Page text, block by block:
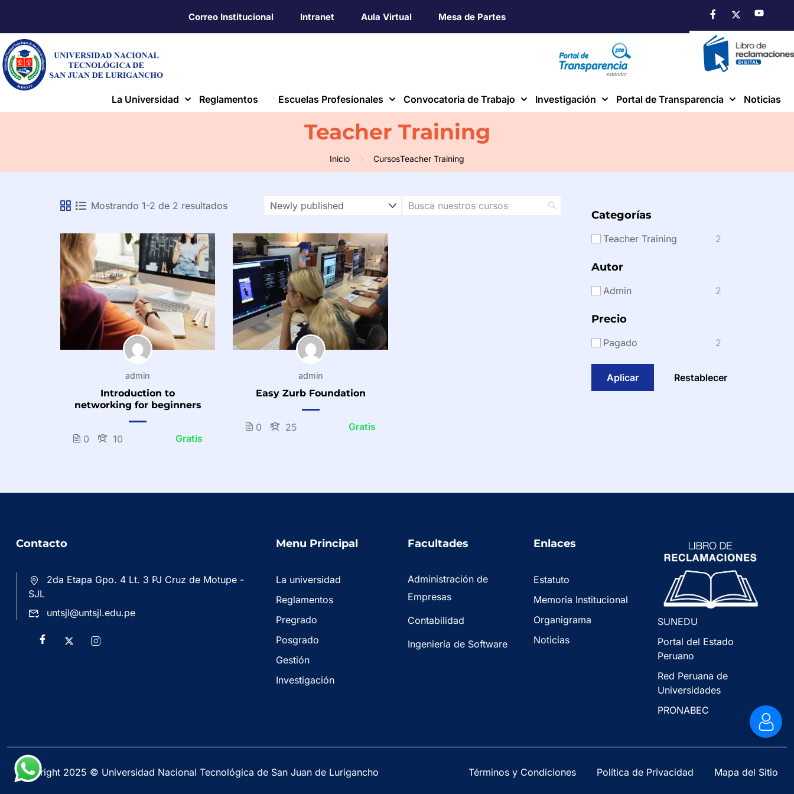
Correo Institucional Intranet Aula Virtual Mesa de Partes
La Universidad Reglamentos Escuelas Profesionales Convocatoria de Trabajo Investigación Portal de Transparencia Noticias
Teacher Training
Inicio CursosTeacher Training
Mostrando 1-2 de 2 resultados
admin
Introduction to
networking for beginners
0 10 Gratis
admin
Easy Zurb Foundation
0 25 Gratis
Categorías
Teacher Training 2
Autor
Admin 2
Precio
Pagado 2
Aplicar Restablecer
Contacto
2da Etapa Gpo. 4 Lt. 3 PJ Cruz de Motupe -
SJL
untsjl@untsjl.edu.pe
Menu Principal
La universidad
Reglamentos
Pregrado
Posgrado
Gestión
Investigación
Facultades
Administración de
Empresas
Contabilidad
Ingeniería de Software
Enlaces
Estatuto
Memoria Institucional
Organigrama
Noticias
SUNEDU
Portal del Estado
Peruano
Red Peruana de
Universidades
PRONABEC
Copyright 2025 © Universidad Nacional Tecnológica de San Juan de Lurigancho Términos y Condiciones Política de Privacidad Mapa del Sitio